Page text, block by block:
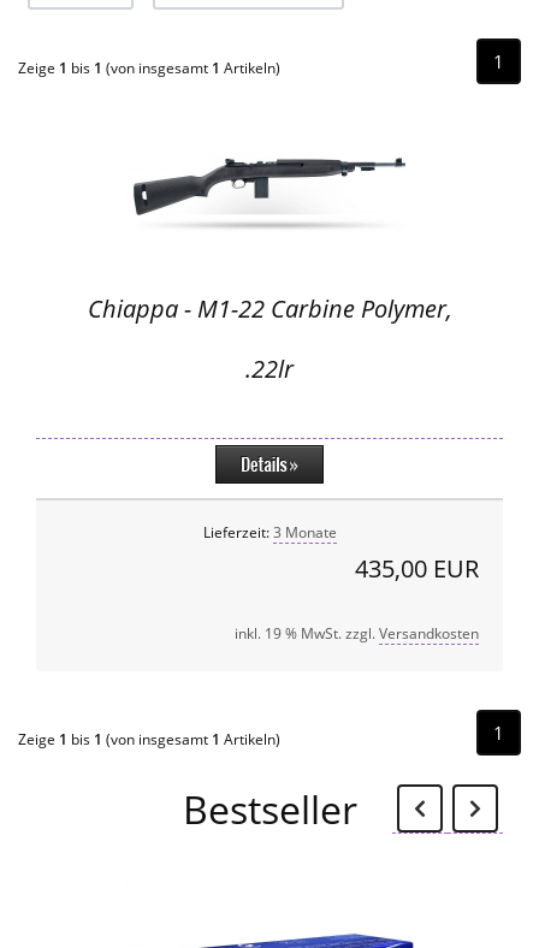
Zeige 1 bis 1 (von insgesamt 1 Artikeln) 1
Chiappa - M1-22 Carbine Polymer,
.22lr
Lieferzeit:3 Monate
435,00 EUR
inkl. 19 % MwSt. zzgl.Versandkosten
Zeige 1 bis 1 (von insgesamt 1 Artikeln) 1
Bestseller